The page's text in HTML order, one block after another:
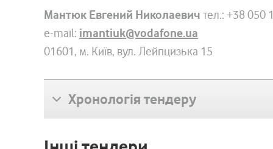
Мантюк Евгений Николаевич тел.: +38 050
e-mail: imantiuk@vodafone.ua
01601, м. Київ, вул. Лейпцизька 15
Хронологія тендеру